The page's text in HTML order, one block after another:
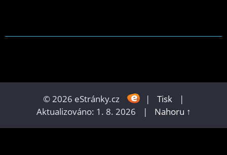
© 2026 eStránky.cz | Tisk
|
Aktualizováno: 1. 8. 2026
| Nahoru ↑